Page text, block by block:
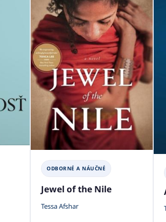
ODBORNÉ A NÁUČNÉ
Jewel of the Nile
Tessa Afshar